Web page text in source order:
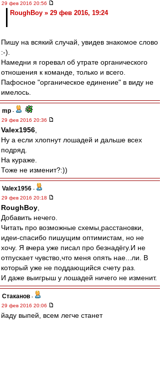
29 фев 2016 20:56
RoughBoy » 29 фев 2016, 19:24
Пишу на всякий случай, увидев знакомое слово
:-).
Намедни я горевал об утрате органического
отношения к команде, только и всего.
Пафосное "органическое единение" в виду не
имелось.
mp -
29 фев 2016 20:36
Valex1956
Ну а если хлопнут лошадей и дальше всех
подряд.
На кураже.
Тоже не изменит?:))
Valex1956 -
29 фев 2016 20:18
RoughBoy
Добавить нечего.
Читать про возможные схемы,расстановки,
идеи-спасибо пишущим оптимистам, но не
хочу. Я вчера уже писал про безнадёгу.И не
отпускает чувство,что меня опять нае...ли. В
который уже не поддающийся счету раз.
И даже выигрыш у лошадей ничего не изменит.
Cтаканов -
29 фев 2016 20:06
йаду выпей, всем легче станет